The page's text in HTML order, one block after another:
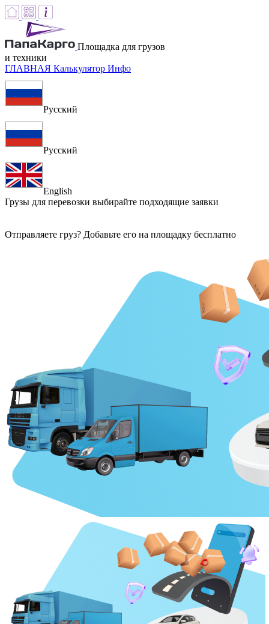
Площадка для грузов
и техники
ГЛАВНАЯ Калькулятор Инфо
Русский
Русский
English
Грузы для перевозки выбирайте подходящие заявки
Отправляете груз? Добавьте его на площадку бесплатно